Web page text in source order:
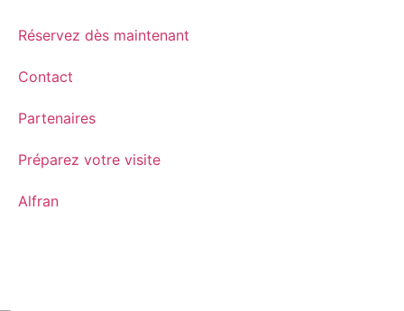
Réservez dès maintenant
Contact
Partenaires
Préparez votre visite
Alfran